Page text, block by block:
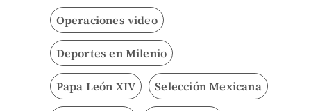
Operaciones video
Deportes en Milenio
Papa León XIV Selección Mexicana